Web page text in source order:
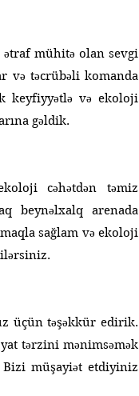
ətraf mühitə olan sevgi
və təcrübəli komanda
keyfiyyətlə və ekoloji
gəldik.
cəhətdən təmiz
beynəlxalq arenada
sağlam və ekoloji
üçün təşəkkür edirik.
tərzini mənimsəmək
müşayiət etdiyiniz